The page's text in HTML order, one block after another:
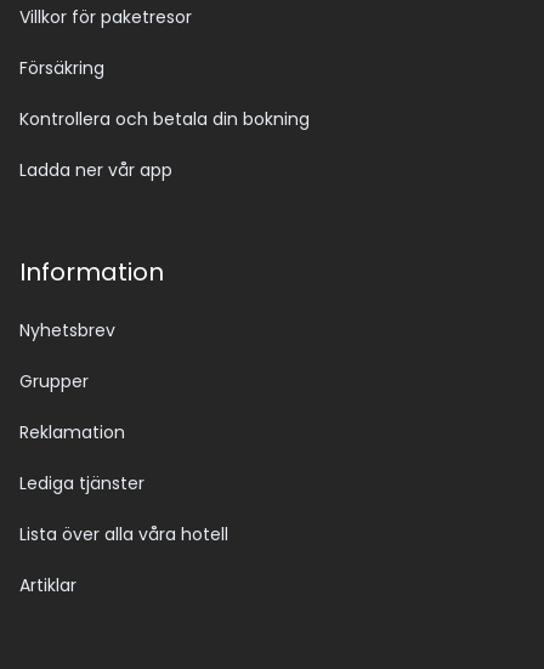
Villkor för paketresor
Försäkring
Kontrollera och betala din bokning
Ladda ner vår app
Information
Nyhetsbrev
Grupper
Reklamation
Lediga tjänster
Lista över alla våra hotell
Artiklar